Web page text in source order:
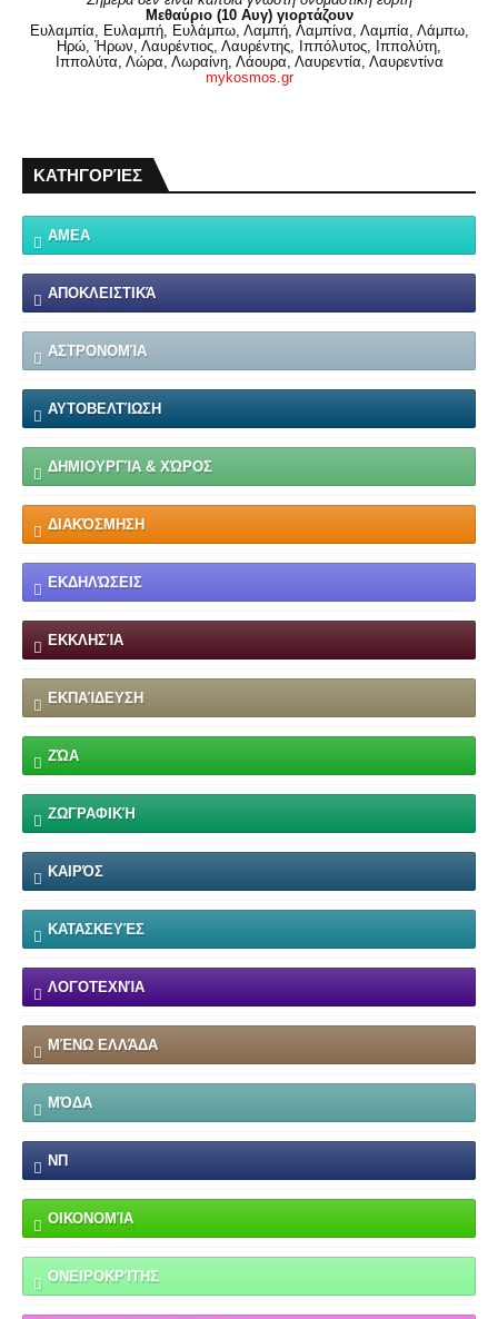
Μεθαύριο (10 Αυγ) γιορτάζουν
Ευλαμπία, Ευλαμπή, Ευλάμπω, Λαμπή, Λαμπίνα, Λαμπία, Λάμπω,
Ηρώ, Ήρων, Λαυρέντιος, Λαυρέντης, Ιππόλυτος, Ιππολύτη,
Ιππολύτα, Λώρα, Λωραίνη, Λάουρα, Λαυρεντία, Λαυρεντίνα
mykosmos.gr
ΚΑΤΗΓΟΡΊΕΣ
ΑΜΕΑ
ΑΠΟΚΛΕΙΣΤΙΚΆ
ΑΣΤΡΟΝΟΜΊΑ
ΑΥΤΟΒΕΛΤΊΩΣΗ
ΔΗΜΙΟΥΡΓΊΑ & ΧΏΡΟΣ
ΔΙΑΚΌΣΜΗΣΗ
ΕΚΔΗΛΏΣΕΙΣ
ΕΚΚΛΗΣΊΑ
ΕΚΠΑΊΔΕΥΣΗ
ΖΏΑ
ΖΩΓΡΑΦΙΚΉ
ΚΑΙΡΌΣ
ΚΑΤΑΣΚΕΥΈΣ
ΛΟΓΟΤΕΧΝΊΑ
ΜΈΝΩ ΕΛΛΆΔΑ
ΜΌΔΑ
ΝΠ
ΟΙΚΟΝΟΜΊΑ
ΟΝΕΙΡΟΚΡΊΤΗΣ